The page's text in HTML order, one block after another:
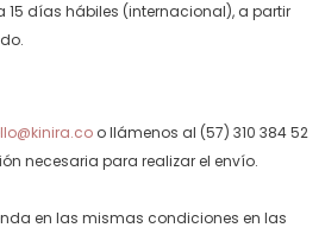
15 días hábiles (internacional), a partir
o llámenos al (57) 310 384 52
necesaria para realizar el envío.
en las mismas condiciones en las